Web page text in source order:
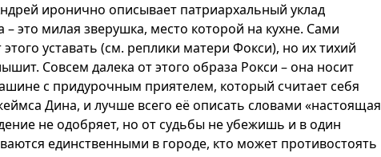
иронично описывает патриархальный уклад
это милая зверушка, место которой на кухне. Сами
уставать (см. реплики матери Фокси), но их тихий
Совсем далека от этого образа Рокси – она носит
с придурочным приятелем, который считает себя
Дина, и лучше всего её описать словами «настоящая
не одобряет, но от судьбы не убежишь и в один
единственными в городе, кто может противостоять